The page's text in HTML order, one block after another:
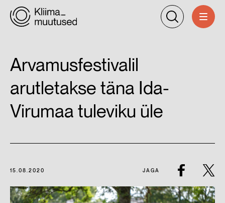
Arvamusfestivalil
arutletakse täna Ida-
Virumaa tuleviku üle
15.08.2020 JAGA